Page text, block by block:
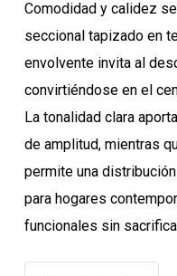
Comodidad y calidez
seccional tapizado en
envolvente invita al
convirtiéndose en el
La tonalidad clara
de amplitud, mientras
permite una
para hogares
funcionales sin